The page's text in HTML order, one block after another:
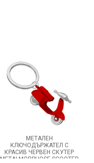
МЕТАЛЕН
КЛЮЧОДЪРЖАТЕЛ С
КРАСИВ ЧЕРВЕН СКУТЕР
METALMORPHOSE SCOOTER